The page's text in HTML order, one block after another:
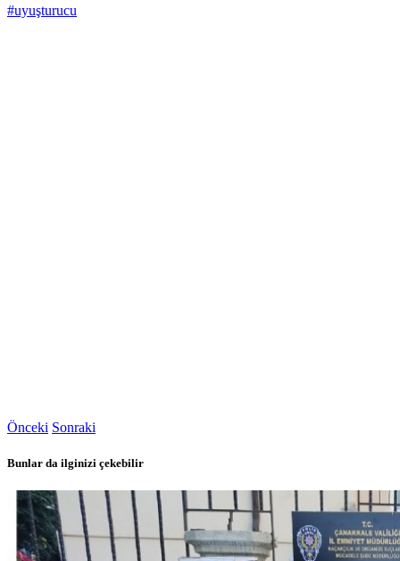
#uyuşturucu
Önceki Sonraki
Bunlar da ilginizi çekebilir